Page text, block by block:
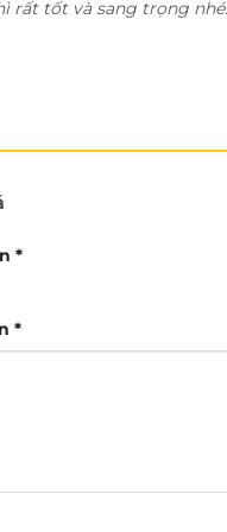
của nón
rất tốt và sang trọng nhé.
*
*